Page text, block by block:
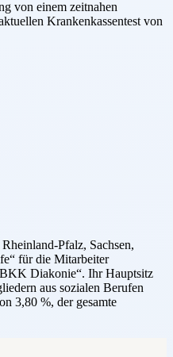
von einem zeitnahen
Krankenkassentest von
Pfalz, Sachsen,
für die Mitarbeiter
Diakonie“. Ihr Hauptsitz
aus sozialen Berufen
3,80 %, der gesamte